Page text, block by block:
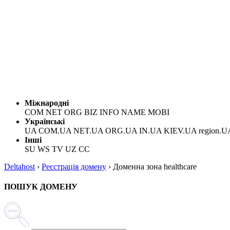
Міжнародні
COM NET ORG BIZ INFO NAME MOBI
Українські
UA COM.UA NET.UA ORG.UA IN.UA KIEV.UA
Інші
SU WS TV UZ CC
Deltahost › Реєстрація домену › Доменна зона healthcare
ПОШУК ДОМЕНУ